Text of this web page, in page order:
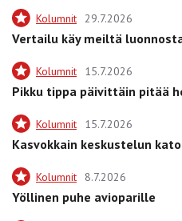
Kolumnit 29.7.2026
Vertailu käy meiltä
Kolumnit 15.7.2026
Pikku tippa päivittäin pitää
Kolumnit 15.7.2026
Kasvokkain keskustelun
Kolumnit 8.7.2026
Yöllinen puhe avioparille